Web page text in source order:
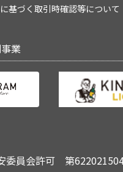
基づく取引時確認等について
業
委員会許可 第